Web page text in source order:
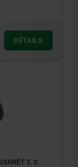
DÉTAILS
T. 3